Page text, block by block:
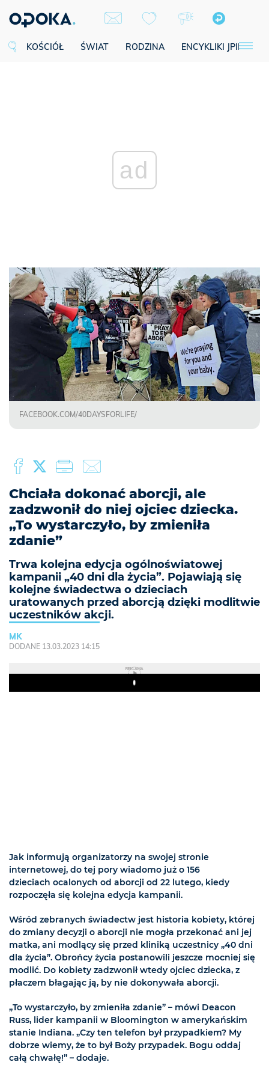
KOŚCIÓŁ ŚWIAT RODZINA ENCYKLIKI JPII
ad
FACEBOOK.COM/40DAYSFORLIFE/
Chciała dokonać aborcji, ale
zadzwonił do niej ojciec dziecka.
„To wystarczyło, by zmieniła
zdanie”
Trwa kolejna edycja ogólnoświatowej
kampanii „40 dni dla życia”. Pojawiają się
kolejne świadectwa o dzieciach
uratowanych przed aborcją dzięki modlitwie
uczestników akcji.
MK
DODANE 13.03.2023 14:15
REKLAMA
Play
Jak informują organizatorzy na swojej stronie
internetowej, do tej pory wiadomo już o 156
dzieciach ocalonych od aborcji od 22 lutego, kiedy
rozpoczęła się kolejna edycja kampanii.
Wśród zebranych świadectw jest historia kobiety, której
do zmiany decyzji o aborcji nie mogła przekonać ani jej
matka, ani modlący się przed kliniką uczestnicy „40 dni
dla życia”. Obrońcy życia postanowili jeszcze mocniej się
modlić. Do kobiety zadzwonił wtedy ojciec dziecka, z
płaczem błagając ją, by nie dokonywała aborcji.
„To wystarczyło, by zmieniła zdanie” – mówi Deacon
Russ, lider kampanii w Bloomington w amerykańskim
stanie Indiana. „Czy ten telefon był przypadkiem? My
dobrze wiemy, że to był Boży przypadek. Bogu oddaj
całą chwałę!” – dodaje.